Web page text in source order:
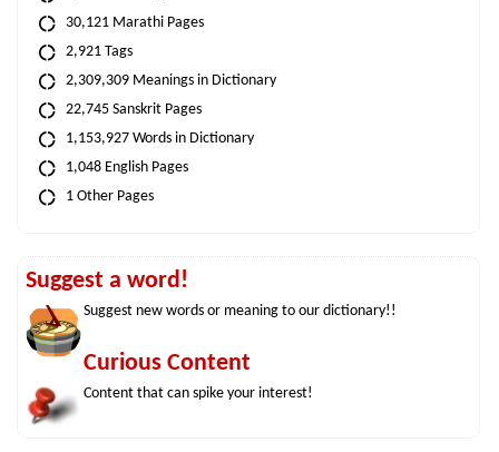
30,121 Marathi Pages
2,921 Tags
2,309,309 Meanings in Dictionary
22,745 Sanskrit Pages
1,153,927 Words in Dictionary
1,048 English Pages
1 Other Pages
Suggest a word!
Suggest new words or meaning to our dictionary!!
Curious Content
Content that can spike your interest!